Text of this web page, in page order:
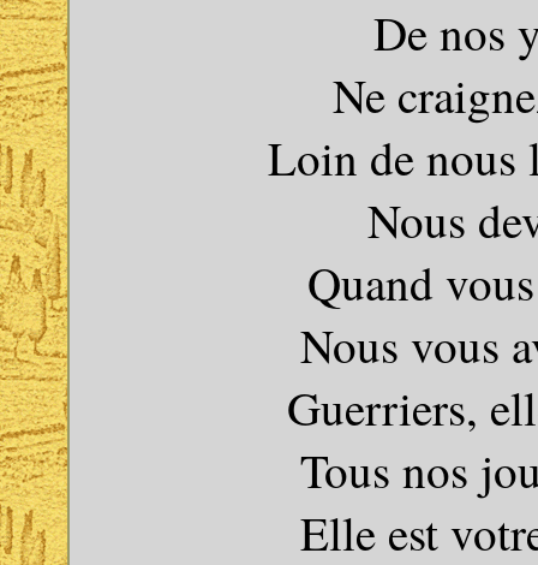
De nos
Ne
Loin de nous
Nous
Quand
Nous vous
Guerriers,
Tous nos
Elle est